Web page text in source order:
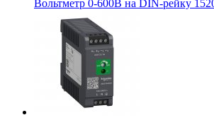
Вольтметр 0-600В на DIN-рейку